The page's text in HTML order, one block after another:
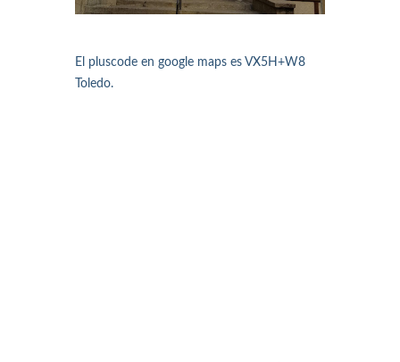
El pluscode en google maps es VX5H+W8
Toledo.